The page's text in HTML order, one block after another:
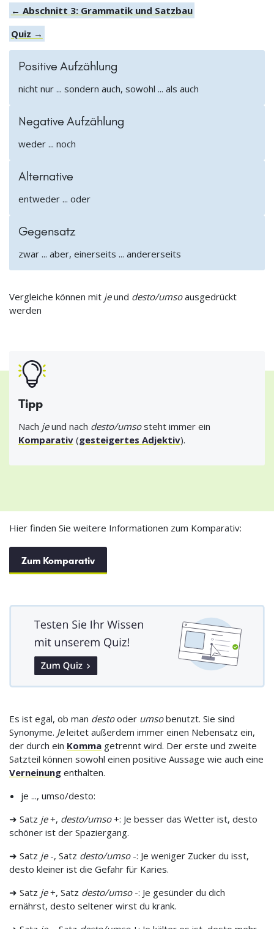
← Abschnitt 3: Grammatik und Satzbau
Quiz →
Positive Aufzählung
nicht nur ... sondern auch, sowohl ... als auch
Negative Aufzählung
weder ... noch
Alternative
entweder ... oder
Gegensatz
zwar ... aber, einerseits ... andererseits
Vergleiche können mit jeund desto/umsoausgedrückt
werden
Tipp
Nach jeund nach desto/umsosteht immer ein
Komparativ (gesteigertes Adjektiv).
Hier finden Sie weitere Informationen zum Komparativ:
Zum Komparativ
Es ist egal, ob man destooder umsobenutzt. Sie sind
Synonyme. Jeleitet außerdem immer einen Nebensatz ein,
der durch ein Komma getrennt wird. Der erste und zweite
Satzteil können sowohl einen positive Aussage wie auch eine
Verneinung enthalten.
je ..., umso/desto:
➜ Satz je+, desto/umso+: Je besser das Wetter ist, desto
schöner ist der Spaziergang.
➜ Satz je-, Satz desto/umso-: Je weniger Zucker du isst,
desto kleiner ist die Gefahr für Karies.
➜ Satz je+, Satz desto/umso-: Je gesünder du dich
ernährst, desto seltener wirst du krank.